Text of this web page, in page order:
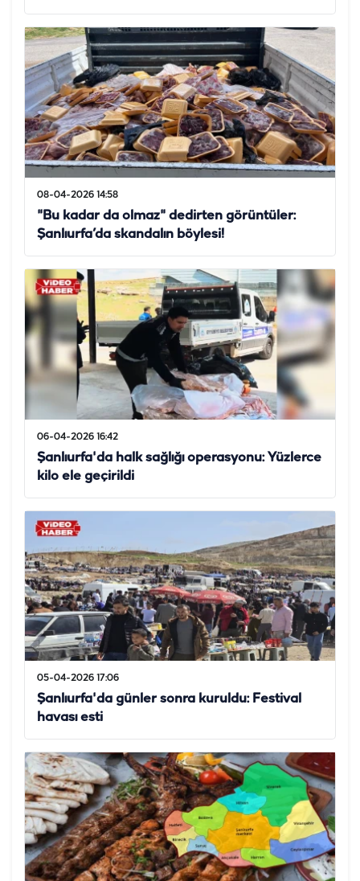
08-04-2026 14:58
"Bu kadar da olmaz" dedirten görüntüler:
Şanlıurfa’da skandalın böylesi!
06-04-2026 16:42
Şanlıurfa'da halk sağlığı operasyonu: Yüzlerce
kilo ele geçirildi
05-04-2026 17:06
Şanlıurfa'da günler sonra kuruldu: Festival
havası esti